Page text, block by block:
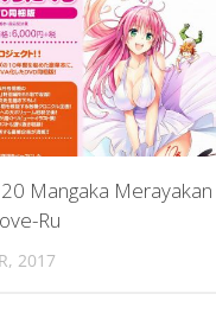
Mangaka
Ru
2017